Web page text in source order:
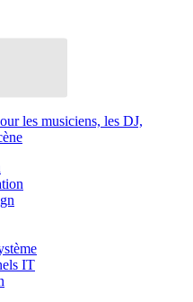
les musiciens, les DJ,
IT